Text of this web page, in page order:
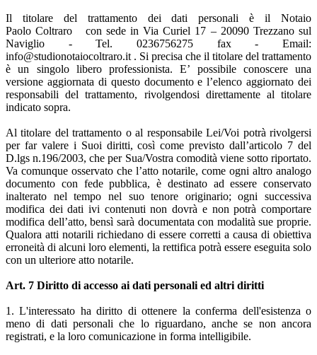
Il titolare del trattamento dei dati personali è il Notaio
Paolo Coltraro con sede in Via Curiel 17 – 20090 Trezzano sul
Naviglio - Tel. 0236756275 fax - Email:
info@studionotaiocoltraro.it . Si precisa che il titolare del trattamento
è un singolo libero professionista. E’ possibile conoscere una
versione aggiornata di questo documento e l’elenco aggiornato dei
responsabili del trattamento, rivolgendosi direttamente al titolare
indicato sopra.
Al titolare del trattamento o al responsabile Lei/Voi potrà rivolgersi
per far valere i Suoi diritti, così come previsto dall’articolo 7 del
D.lgs n.196/2003, che per Sua/Vostra comodità viene sotto riportato.
Va comunque osservato che l’atto notarile, come ogni altro analogo
documento con fede pubblica, è destinato ad essere conservato
inalterato nel tempo nel suo tenore originario; ogni successiva
modifica dei dati ivi contenuti non dovrà e non potrà comportare
modifica dell’atto, bensì sarà documentata con modalità sue proprie.
Qualora atti notarili richiedano di essere corretti a causa di obiettiva
erroneità di alcuni loro elementi, la rettifica potrà essere eseguita solo
con un ulteriore atto notarile.
Art. 7 Diritto di accesso ai dati personali ed altri diritti
1. L'interessato ha diritto di ottenere la conferma dell'esistenza o
meno di dati personali che lo riguardano, anche se non ancora
registrati, e la loro comunicazione in forma intelligibile.